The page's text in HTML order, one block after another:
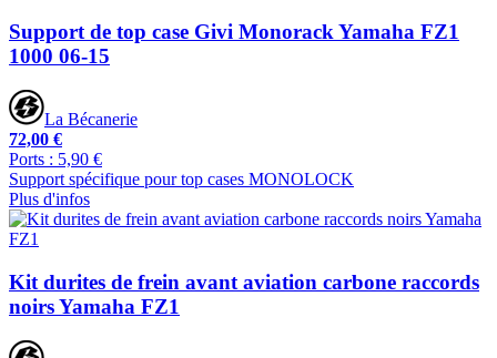
Support de top case Givi Monorack Yamaha FZ1
1000 06-15
La Bécanerie
72,00 €
Ports : 5,90 €
Support spécifique pour top cases MONOLOCK
Plus d'infos
Kit durites de frein avant aviation carbone raccords
noirs Yamaha FZ1